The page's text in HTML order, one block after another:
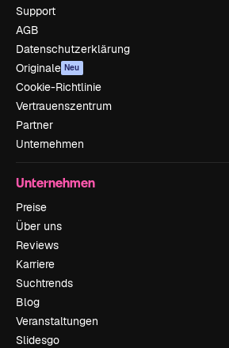
Support
AGB
Datenschutzerklärung
Originale Neu
Cookie-Richtlinie
Vertrauenszentrum
Partner
Unternehmen
Unternehmen
Preise
Über uns
Reviews
Karriere
Suchtrends
Blog
Veranstaltungen
Slidesgo